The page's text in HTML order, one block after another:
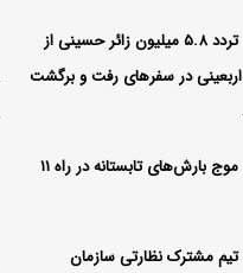
تردد ۵.۸ میلیون زائر حسینی از
در سفرهای رفت و برگشت
موج بارش‌های تابستانه در راه ۱۱
تیم مشترک نظارتی سازمان